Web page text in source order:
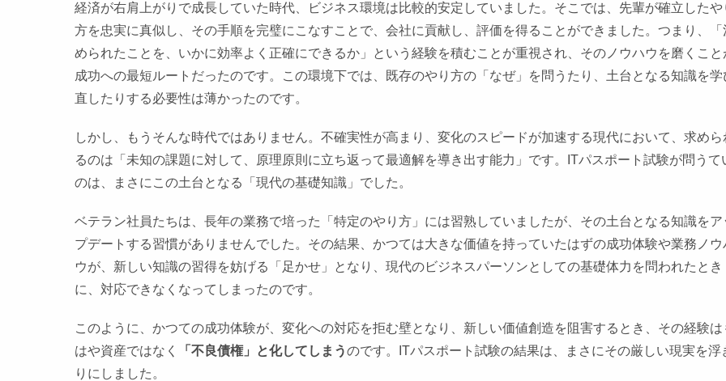
経済が右肩上がりで成長していた時代、ビジネス環境は比較的安定していました。そこでは、先輩が確立したや
方を忠実に真似し、その手順を完璧にこなすことで、会社に貢献し、評価を得ることができました。つまり、「
められたことを、いかに効率よく正確にできるか」という経験を積むことが重視され、そのノウハウを磨くこと
成功への最短ルートだったのです。この環境下では、既存のやり方の「なぜ」を問うたり、土台となる知識を学
直したりする必要性は薄かったのです。
しかし、もうそんな時代ではありません。不確実性が高まり、変化のスピードが加速する現代において、求めら
るのは「未知の課題に対して、原理原則に立ち返って最適解を導き出す能力」です。ITパスポート試験が問うて
のは、まさにこの土台となる「現代の基礎知識」でした。
ベテラン社員たちは、長年の業務で培った「特定のやり方」には習熟していましたが、その土台となる知識をア
プデートする習慣がありませんでした。その結果、かつては大きな価値を持っていたはずの成功体験や業務ノウ
ウが、新しい知識の習得を妨げる「足かせ」となり、現代のビジネスパーソンとしての基礎体力を問われたとき
に、対応できなくなってしまったのです。
このように、かつての成功体験が、変化への対応を拒む壁となり、新しい価値創造を阻害するとき、その経験は
はや資産ではなく
「不良債権」と化してしまうのです。ITパスポート試験の結果は、まさにその厳しい現実を浮
りにしました。